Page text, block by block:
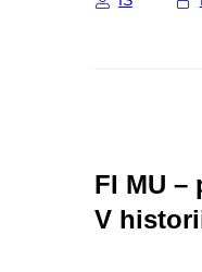
FI MU –
V